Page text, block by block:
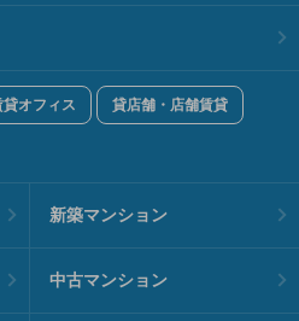
オフィス 貸店舗・店舗賃貸
新築マンション
中古マンション